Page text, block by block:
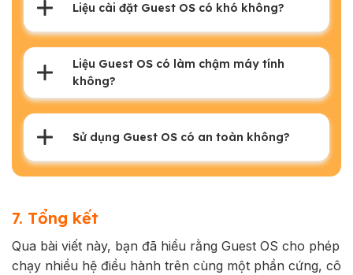
Liệu cài đặt Guest OS có khó không?
Liệu Guest OS có làm chậm máy tính
không?
Sử dụng Guest OS có an toàn không?
7. Tổng kết
Qua bài viết này, bạn đã hiểu rằng Guest OS cho phép
chạy nhiều hệ điều hành trên cùng một phần cứng, cô